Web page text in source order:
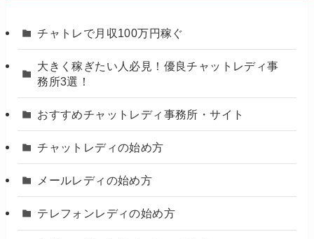
チャトレで月収100万円稼ぐ
大きく稼ぎたい人必見！優良チャットレディ事
務所3選！
おすすめチャットレディ事務所・サイト
チャットレディの始め方
メールレディの始め方
テレフォンレディの始め方